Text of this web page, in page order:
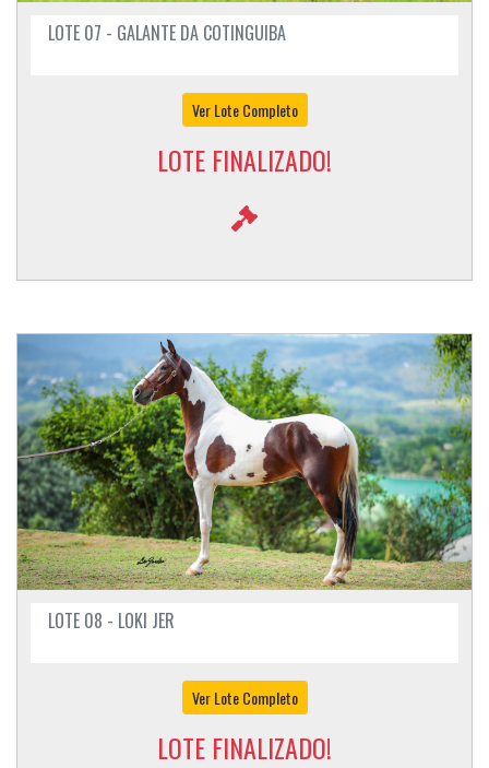
LOTE 07 - GALANTE DA COTINGUIBA
Ver Lote Completo
LOTE FINALIZADO!
LOTE 08 - LOKI JER
Ver Lote Completo
LOTE FINALIZADO!